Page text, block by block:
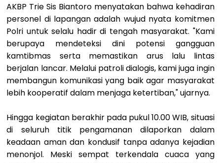
AKBP Trie Sis Biantoro menyatakan bahwa kehadiran
personel di lapangan adalah wujud nyata komitmen
Polri untuk selalu hadir di tengah masyarakat. "Kami
berupaya mendeteksi dini potensi gangguan
kamtibmas serta memastikan arus lalu lintas
berjalan lancar. Melalui patroli dialogis, kami juga ingin
membangun komunikasi yang baik agar masyarakat
lebih kooperatif dalam menjaga ketertiban," ujarnya.
Hingga kegiatan berakhir pada pukul 10.00 WIB, situasi
di seluruh titik pengamanan dilaporkan dalam
keadaan aman dan kondusif tanpa adanya kejadian
menonjol. Meski sempat terkendala cuaca yang